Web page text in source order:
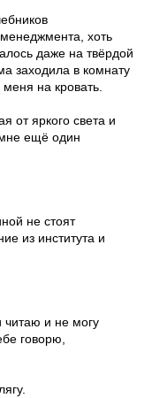
хоть
даже на твёрдой
заходила в комнату
на кровать.
от яркого света и
ещё один
не стоят
из института и
читаю и не могу
говорю,